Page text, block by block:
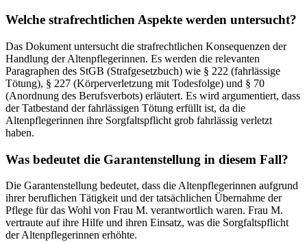
Welche strafrechtlichen Aspekte werden untersucht?
Das Dokument untersucht die strafrechtlichen Konsequenzen der
Handlung der Altenpflegerinnen. Es werden die relevanten
Paragraphen des StGB (Strafgesetzbuch) wie § 222 (fahrlässige
Tötung), § 227 (Körperverletzung mit Todesfolge) und § 70
(Anordnung des Berufsverbots) erläutert. Es wird argumentiert, dass
der Tatbestand der fahrlässigen Tötung erfüllt ist, da die
Altenpflegerinnen ihre Sorgfaltspflicht grob fahrlässig verletzt
haben.
Was bedeutet die Garantenstellung in diesem Fall?
Die Garantenstellung bedeutet, dass die Altenpflegerinnen aufgrund
ihrer beruflichen Tätigkeit und der tatsächlichen Übernahme der
Pflege für das Wohl von Frau M. verantwortlich waren. Frau M.
vertraute auf ihre Hilfe und ihren Einsatz, was die Sorgfaltspflicht
der Altenpflegerinnen erhöhte.